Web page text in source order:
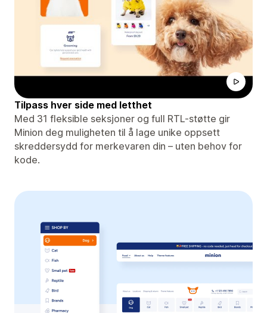
Tilpass hver side med letthet
Med 31 fleksible seksjoner og full RTL-støtte gir
Minion deg muligheten til å lage unike oppsett
skreddersydd for merkevaren din – uten behov for
kode.